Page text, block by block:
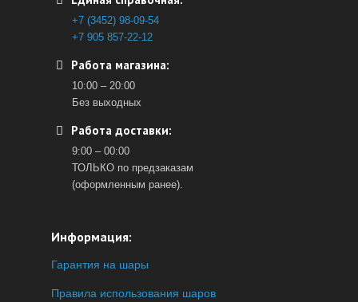
+7 (3452) 98-09-54
+7 905 857-22-12
Работа магазина:
10:00 – 20:00
Без выходных
Работа доставки:
9:00 – 00:00
ТОЛЬКО по предзаказам
(оформленным ранее).
Информация:
Гарантия на шары
Правила использования шаров